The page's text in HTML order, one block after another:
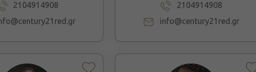
2104914908
2104914908
info@century21red.gr